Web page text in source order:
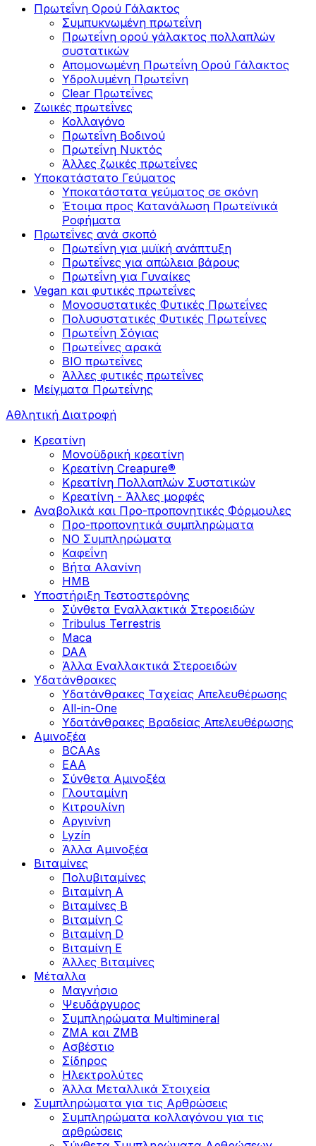
Πρωτεΐνη Ορού Γάλακτος
Συμπυκνωμένη πρωτεΐνη
Πρωτεΐνη ορού γάλακτος πολλαπλών
συστατικών
Απομονωμένη Πρωτεΐνη Ορού Γάλακτος
Υδρολυμένη Πρωτεΐνη
Clear Πρωτεΐνες
Ζωικές πρωτεΐνες
Κολλαγόνο
Πρωτεΐνη Βοδινού
Πρωτεΐνη Νυκτός
Άλλες ζωικές πρωτεΐνες
Υποκατάστατο Γεύματος
Υποκατάστατα γεύματος σε σκόνη
Έτοιμα προς Κατανάλωση Πρωτεϊνικά
Ροφήματα
Πρωτεΐνες ανά σκοπό
Πρωτεΐνη για μυϊκή ανάπτυξη
Πρωτεΐνες για απώλεια βάρους
Πρωτεΐνη για Γυναίκες
Vegan και φυτικές πρωτεΐνες
Μονοσυστατικές Φυτικές Πρωτεΐνες
Πολυσυστατικές Φυτικές Πρωτεΐνες
Πρωτεΐνη Σόγιας
Πρωτεΐνες αρακά
ΒIO πρωτεΐνες
Άλλες φυτικές πρωτεΐνες
Μείγματα Πρωτεΐνης
Αθλητική Διατροφή
Κρεατίνη
Μονοϋδρική κρεατίνη
Κρεατίνη Creapure®
Κρεατίνη Πολλαπλών Συστατικών
Κρεατίνη - Άλλες μορφές
Αναβολικά και Προ-προπονητικές Φόρμουλες
Προ-προπονητικά συμπληρώματα
ΝΟ Συμπληρώματα
Καφεΐνη
Βήτα Αλανίνη
HMB
Υποστήριξη Τεστοστερόνης
Σύνθετα Εναλλακτικά Στεροειδών
Tribulus Terrestris
Maca
DAA
Άλλα Εναλλακτικά Στεροειδών
Υδατάνθρακες
Υδατάνθρακες Ταχείας Απελευθέρωσης
All-in-One
Υδατάνθρακες Βραδείας Απελευθέρωσης
Αμινοξέα
BCAAs
EAA
Σύνθετα Αμινοξέα
Γλουταμίνη
Κιτρουλίνη
Αργινίνη
Lyzín
Άλλα Αμινοξέα
Βιταμίνες
Πολυβιταμίνες
Βιταμίνη Α
Βιταμίνες Β
Βιταμίνη C
Βιταμίνη D
Βιταμίνη Ε
Άλλες Βιταμίνες
Μέταλλα
Μαγνήσιο
Ψευδάργυρος
Συμπληρώματα Multimineral
ZMA και ZMB
Ασβέστιο
Σίδηρος
Ηλεκτρολύτες
Άλλα Mεταλλικά Στοιχεία
Συμπληρώματα για τις Αρθρώσεις
Συμπληρώματα κολλαγόνου για τις
αρθρώσεις